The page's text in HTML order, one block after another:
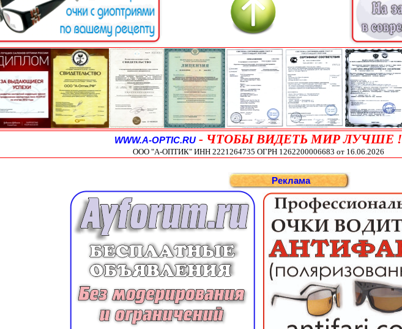
WWW.A-OPTIC.RU - ЧТОБЫ ВИДЕТЬ МИР ЛУЧШЕ !
ООО "А-ОПТИК" ИНН 2221264735 ОГРН 1262200006683 от 16.06.2026
Реклама